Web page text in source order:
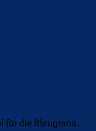
für die Blaugrana.